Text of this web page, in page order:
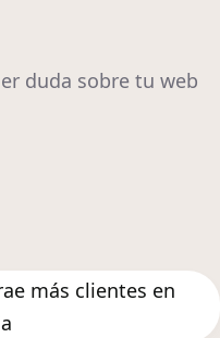
duda sobre tu web
más clientes en